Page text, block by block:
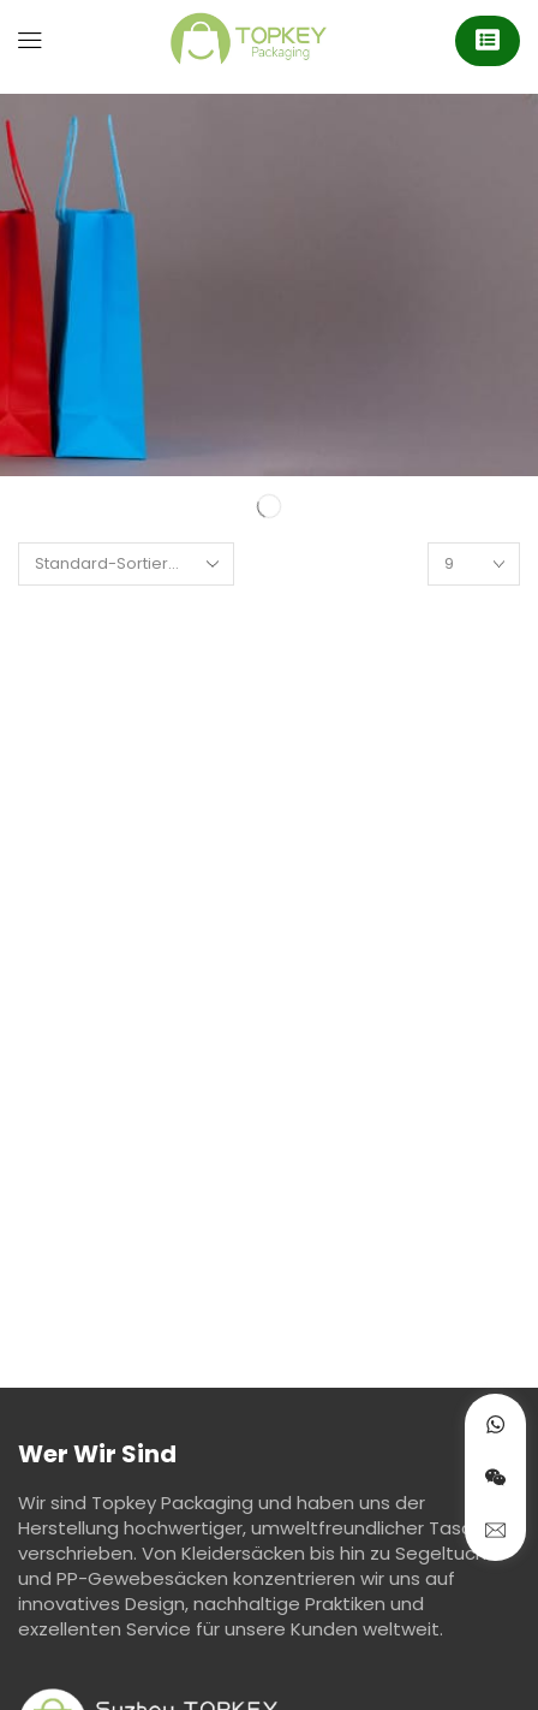
Wer Wir Sind
Wir sind Topkey Packaging und haben uns der
Herstellung hochwertiger, umweltfreundlicher Taschen
verschrieben. Von Kleidersäcken bis hin zu Segeltuch-
und PP-Gewebesäcken konzentrieren wir uns auf
innovatives Design, nachhaltige Praktiken und
exzellenten Service für unsere Kunden weltweit.